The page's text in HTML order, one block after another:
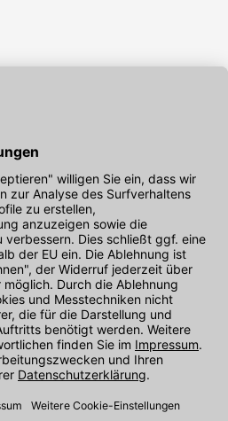
bis freitags von 08:00 - 17:00
07071 / 151-151für Sie erreichbar.
nutzen.
finden Sie hier.